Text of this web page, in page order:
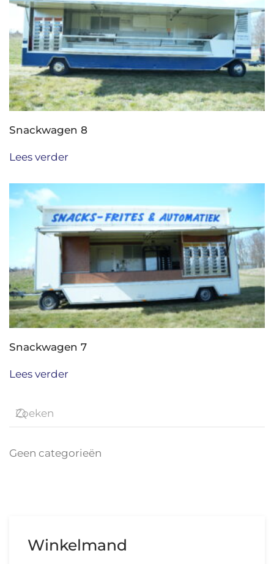
Snackwagen 8
Lees verder
Snackwagen 7
Lees verder
Geen categorieën
Winkelmand